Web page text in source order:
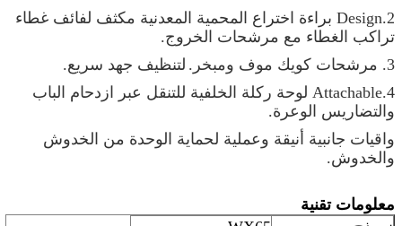
2.Design براءة اختراع المحمية المعدنية مكثف لفائف غطاء
تراكب الغطاء مع مرشحات الخروج.
3. مرشحات كويك موف ومبخر.
لتنظيف جهد سريع.
4.Attachable لوحة ركلة الخلفية للتنقل عبر ازدحام الباب
والتضاريس الوعرة.
واقيات جانبية أنيقة وعملية لحماية الوحدة من الخدوش
والخدوش.
معلومات تقنية